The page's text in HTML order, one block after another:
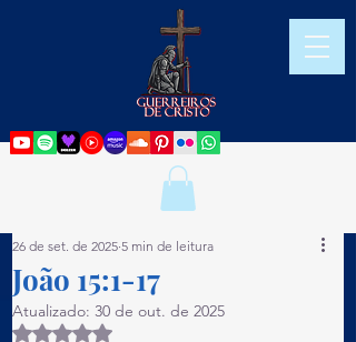
João 15:1-17
26 de set. de 2025 5 min de leitura
Atualizado: 30 de out. de 2025
Avaliado com NaN de 5 estrelas.